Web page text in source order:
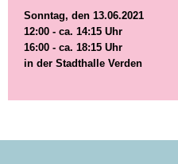
Sonntag, den 13.06.2021
12:00 - ca. 14:15 Uhr
16:00 - ca. 18:15 Uhr
in der Stadthalle Verden